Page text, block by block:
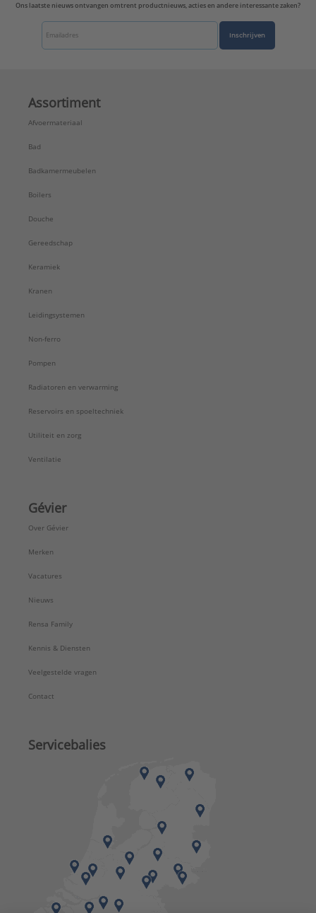
Ons laatste nieuws ontvangen omtrent productnieuws, acties en andere interessante zaken?
Inschrijven
Assortiment
Afvoermateriaal
Bad
Badkamermeubelen
Boilers
Douche
Gereedschap
Keramiek
Kranen
Leidingsystemen
Non-ferro
Pompen
Radiatoren en verwarming
Reservoirs en spoeltechniek
Utiliteit en zorg
Ventilatie
Gévier
Over Gévier
Merken
Vacatures
Nieuws
Rensa Family
Kennis & Diensten
Veelgestelde vragen
Contact
Servicebalies